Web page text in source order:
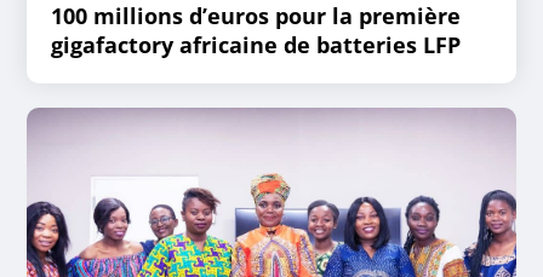
100 millions d’euros pour la première
gigafactory africaine de batteries LFP